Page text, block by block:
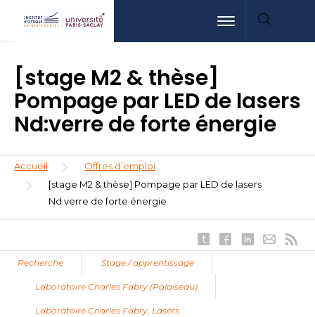
contenu
menu
la
Toggle navigation
[stage M2 & thèse]
Pompage par LED de lasers
Nd:verre de forte énergie
Fil
d'Ariane
Accueil
Offres d’emploi
[stage M2 & thèse] Pompage par LED de lasers
Nd:verre de forte énergie
Recherche Stage / apprentissage
Laboratoire Charles Fabry (Palaiseau)
Laboratoire Charles Fabry, Lasers